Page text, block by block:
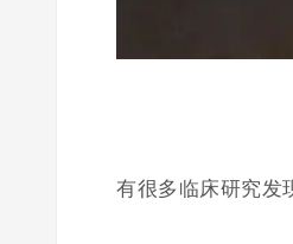
有很多临床研究发